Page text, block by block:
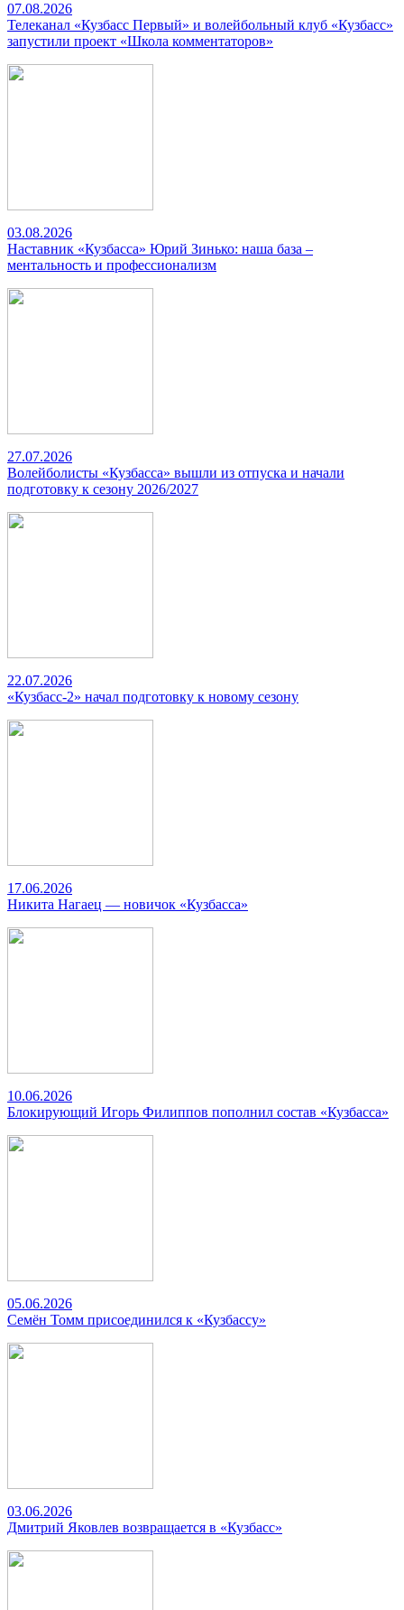
07.08.2026
Телеканал «Кузбасс Первый» и волейбольный клуб «Кузбасс»
запустили проект «Школа комментаторов»
03.08.2026
Наставник «Кузбасса» Юрий Зинько: наша база –
ментальность и профессионализм
27.07.2026
Волейболисты «Кузбасса» вышли из отпуска и начали
подготовку к сезону 2026/2027
22.07.2026
«Кузбасс-2» начал подготовку к новому сезону
17.06.2026
Никита Нагаец — новичок «Кузбасса»
10.06.2026
Блокирующий Игорь Филиппов пополнил состав «Кузбасса»
05.06.2026
Семён Томм присоединился к «Кузбассу»
03.06.2026
Дмитрий Яковлев возвращается в «Кузбасс»